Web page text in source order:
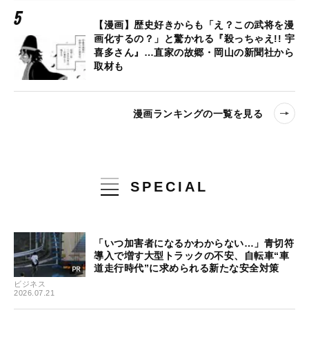
【漫画】歴史好きからも「え？この武将を漫
画化するの？」と驚かれる『殺っちゃえ!! 宇
喜多さん』…直家の故郷・岡山の新聞社から
取材も
漫画ランキングの一覧を見る
SPECIAL
ビジネス
2026.07.21
「いつ加害者になるかわからない…」青切符
導入で増す大型トラックの不安、自転車“車
道走行時代”に求められる新たな安全対策